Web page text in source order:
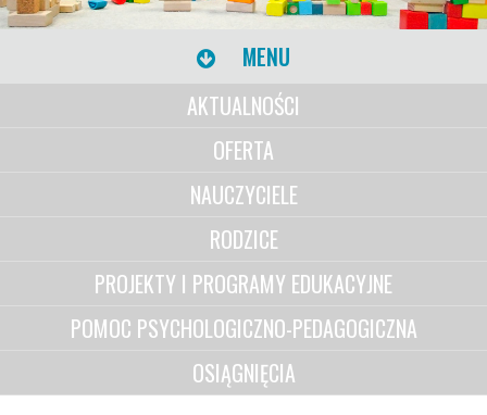
MENU
AKTUALNOŚCI
OFERTA
NAUCZYCIELE
RODZICE
PROJEKTY I PROGRAMY EDUKACYJNE
POMOC PSYCHOLOGICZNO-PEDAGOGICZNA
OSIĄGNIĘCIA